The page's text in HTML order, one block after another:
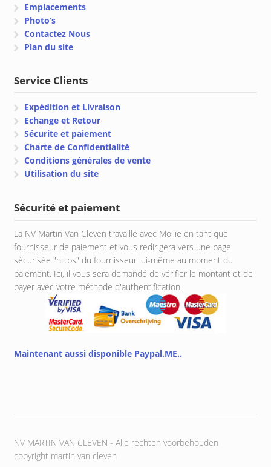
Emplacements
Photo’s
Contactez Nous
Plan du site
Service Clients
Expédition et Livraison
Echange et Retour
Sécurite et paiement
Charte de Confidentialité
Conditions générales de vente
Utilisation du site
Sécurité et paiement
La NV Martin Van Cleven travaille avec Mollie en tant que
fournisseur de paiement et vous redirigera vers une page
sécurisée "https" du fournisseur lui-même au moment du
paiement. Ici, il vous sera demandé de vérifier le montant et de
payer avec votre méthode d'authentification.
Maintenant aussi disponible Paypal.ME..
NV MARTIN VAN CLEVEN - Alle rechten voorbehouden
copyright martin van cleven